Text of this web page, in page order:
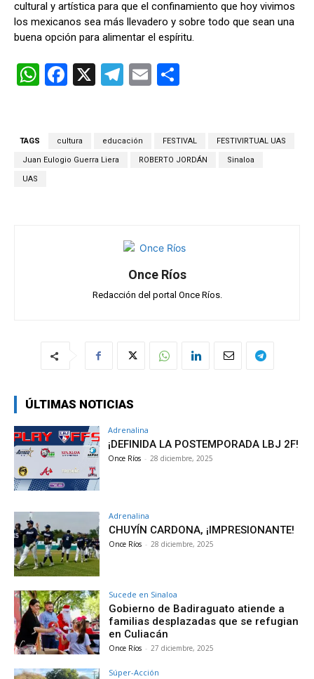
cultural y artística para que el confinamiento que hoy vivimos
los mexicanos sea más llevadero y sobre todo que sean una
buena opción para alimentar el espíritu.
W
A
F
b
o
X
T
gr
E
p
ar
TAGS cultura educación FESTIVAL FESTIVIRTUAL UAS
Juan Eulogio Guerra Liera ROBERTO JORDÁN Sinaloa
UAS
Once Ríos
Redacción del portal Once Ríos.
ÚLTIMAS NOTICIAS
Adrenalina
¡DEFINIDA LA POSTEMPORADA LBJ 2F!
Once Ríos - 28 diciembre, 2025
Adrenalina
CHUYÍN CARDONA, ¡IMPRESIONANTE!
Once Ríos - 28 diciembre, 2025
Sucede en Sinaloa
Gobierno de Badiraguato atiende a
familias desplazadas que se refugian
en Culiacán
Once Ríos - 27 diciembre, 2025
Súper-Acción